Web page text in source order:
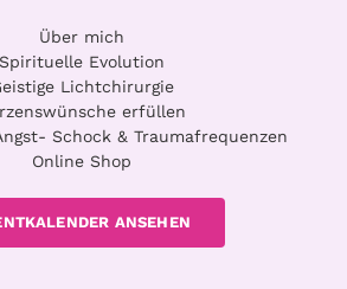
Über mich
Spirituelle Evolution
Lichtchirurgie
erfüllen
Schock & Traumafrequenzen
Online Shop
ANSEHEN